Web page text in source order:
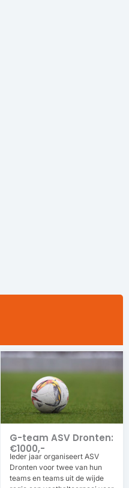
G-team ASV Dronten:
€1000,-
Ieder jaar organiseert ASV
Dronten voor twee van hun
teams en teams uit de wijde